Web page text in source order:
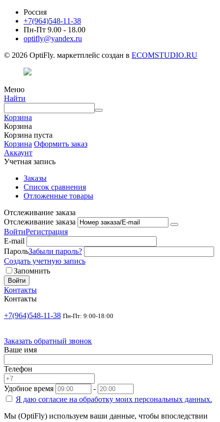
Россия
+7(964)548-11-38
Пн-Пт 9.00 - 18.00
optifly@yandex.ru
© 2026 OptiFly. маркетплейс создан в ECOMSTUDIO.RU
Меню
Найти
Корзина
Корзина
Корзина пуста
Корзина Оформить заказ
Аккаунт
Учетная запись
Заказы
Список сравнения
Отложенные товары
Отслеживание заказа
Отслеживание заказа
ВойтиРегистрация
E-mail
ПарольЗабыли пароль?
Создать учетную запись
Запомнить
Войти
Контакты
Контакты
+7(964)548-11-38 Пн-Пт: 9:00-18:00
Заказать обратный звонок
Ваше имя
Телефон
Удобное время
-
Я даю согласие на обработку моих персональных данных.
Мы (OptiFly) используем ваши данные, чтобы впоследствии